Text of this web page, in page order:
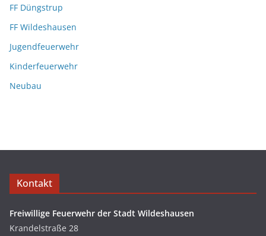
FF Düngstrup
FF Wildeshausen
Jugendfeuerwehr
Kinderfeuerwehr
Neubau
Kontakt
Freiwillige Feuerwehr der Stadt Wildeshausen
Krandelstraße 28